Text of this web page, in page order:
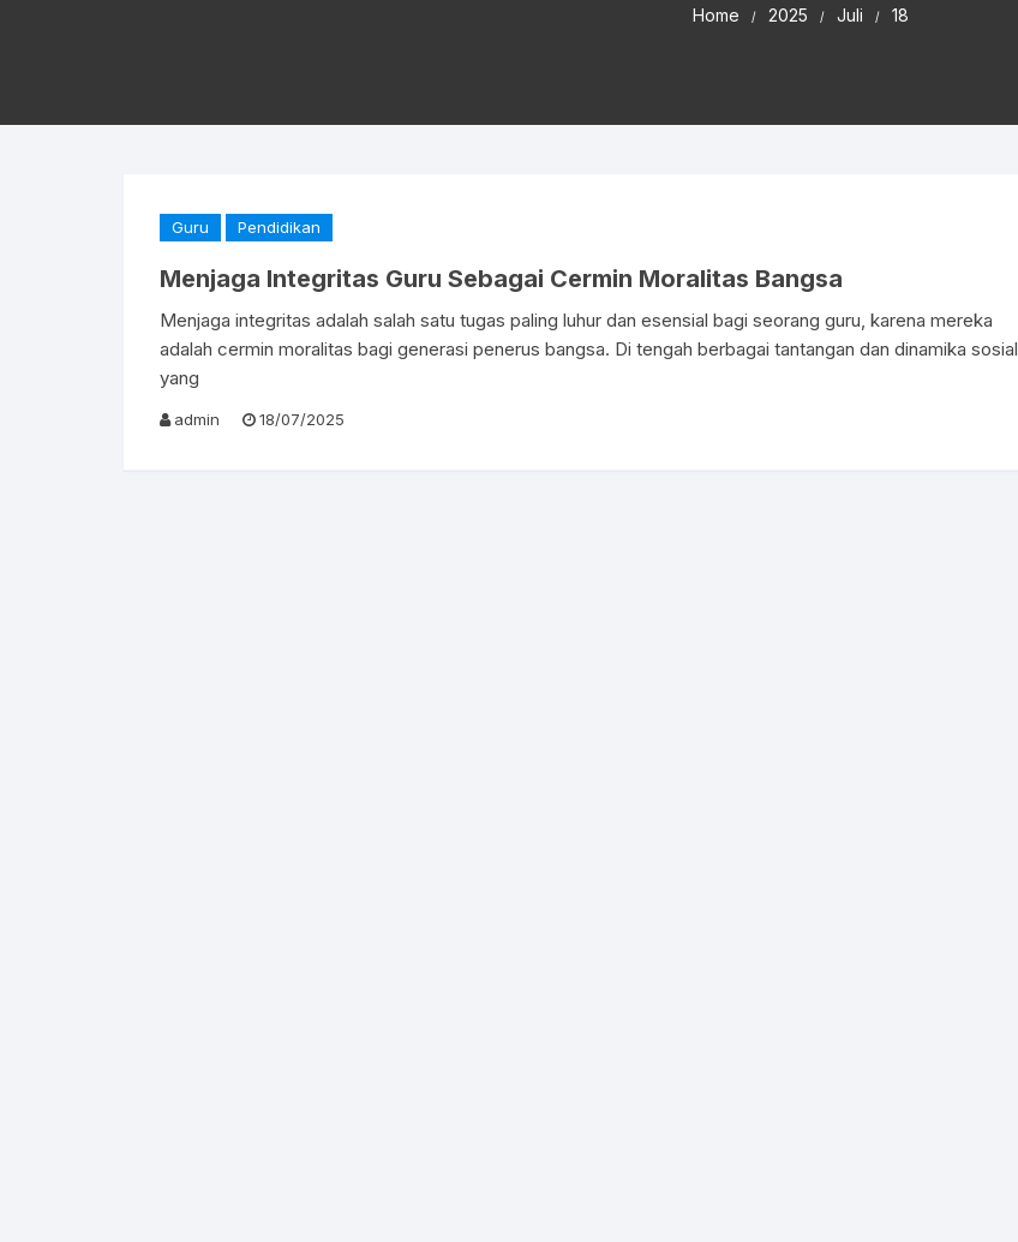
Home 2025 Juli 18
Guru Pendidikan
Menjaga Integritas Guru Sebagai Cermin Moralitas Bangsa
Menjaga integritas adalah salah satu tugas paling luhur dan esensial bagi seorang guru, karena mereka
adalah cermin moralitas bagi generasi penerus bangsa. Di tengah berbagai tantangan dan dinamika sosial
yang
admin 18/07/2025